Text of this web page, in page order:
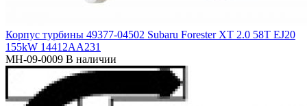
Корпус турбины 49377-04502 Subaru Forester XT 2.0 58T EJ20
155kW 14412AA231
MH-09-0009 В наличии